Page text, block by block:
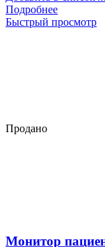
Продано
Подробнее
Быстрый просмотр
Монитор